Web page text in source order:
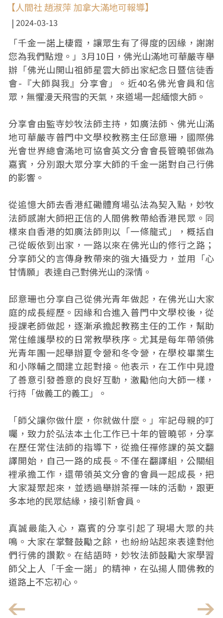
【人間社 趙淑萍 加拿大滿地可報導】
2024-03-13
「千金一諾上棲霞，讓眾生有了得度的因緣，謝謝
您為我們點燈。」3月10日，佛光山滿地可華嚴寺舉
辦「佛光山開山祖師星雲大師出家紀念日暨信徒香
會-『大師與我』分享會」。近40名佛光會員和信
眾，無懼漫天飛雪的天氣，來道場一起緬懷大師。
分享會由監寺妙牧法師主持，如廣法師、佛光山滿
地可華嚴寺普門中文學校教務主任邱意珊，國際佛
光會世界總會滿地可協會英文分會會長管曉邨做為
嘉賓，分別跟大眾分享大師的千金一諾對自己行佛
的影響。
從追憶大師去香港紅磡體育場弘法為契入點，妙牧
法師感謝大師把正信的人間佛教帶給香港民眾。同
樣來自香港的如廣法師則以「一條龍式」，概括自
己從皈依到出家，一路以來在佛光山的修行之路；
分享師父的言傳身教帶來的強大攝受力，並用「心
甘情願」表達自己對佛光山的深情。
邱意珊也分享自己從佛光青年做起，在佛光山大家
庭的成長經歷。因緣和合進入普門中文學校後，從
授課老師做起，逐漸承擔起教務主任的工作，幫助
常住維護學校的日常教學秩序。尤其是每年帶領佛
光青年團一起舉辦夏令營和冬令營，在學校畢業生
和小隊輔之間建立起對接。他表示，在工作中見證
了善意引發善意的良好互動，激勵他向大師一樣，
行持「做義工的義工」。
「師父讓你做什麼，你就做什麼。」牢記母親的叮
囑，致力於弘法本土化工作已十年的管曉邨，分享
在歷任常住法師的指導下，從擔任禪修課的英文翻
譯開始，自己一路的成長。不僅在翻譯組，公關組
裡承擔工作，還帶領英文分會的會員一起成長，把
大家凝聚起來，並透過舉辦茶禪一味的活動，跟更
多本地的民眾結緣，接引新會員。
真誠最能入心，嘉賓的分享引起了現場大眾的共
鳴。大家在掌聲鼓勵之餘，也紛紛站起來表達對他
們行佛的讚歎。在結語時，妙牧法師鼓勵大家學習
師父上人「千金一諾」的精神，在弘揚人間佛教的
道路上不忘初心。